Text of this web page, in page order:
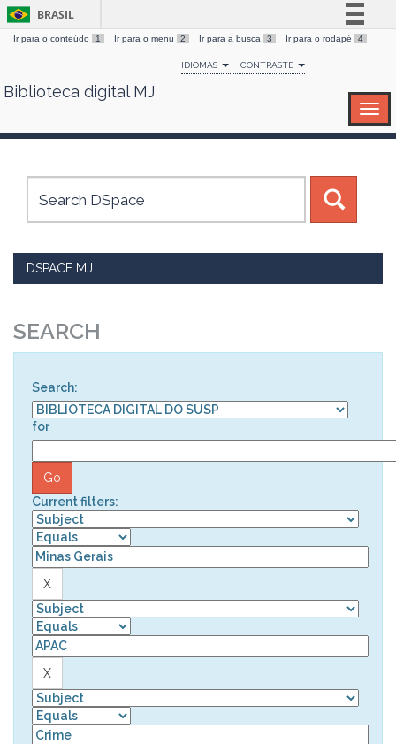
Skip
BRASIL
Simplifique!
Comunica BR
Canais
Ir para o conteúdo 1 Ir para o menu 2 Ir para a busca 3 Ir para o rodapé 4
IDIOMAS CONTRASTE
Biblioteca digital MJ
DSPACE MJ
SEARCH
Search:
for
Current filters: